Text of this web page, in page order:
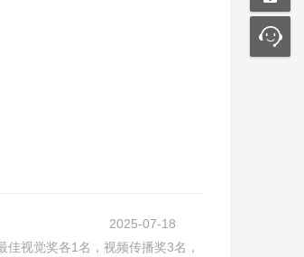
2025-07-18
视觉奖各1名，视频传播奖3名，